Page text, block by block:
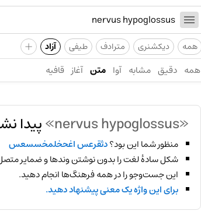
همه دیکشنری مترادف طیفی آزاد +
همه دقیق مشابه آوا متن آغاز قافیه
«nervus hypoglossus» پیدا
منظور شما این بود؟دثقرعس اغحخلمخسسعس
شکل سادهٔ لغت را بدون نوشتن وندها و ضمایر
این جست‌وجو را در همه فرهنگ‌ها انجام دهید.
برای این واژه یک معنی پیشنهاد دهید.